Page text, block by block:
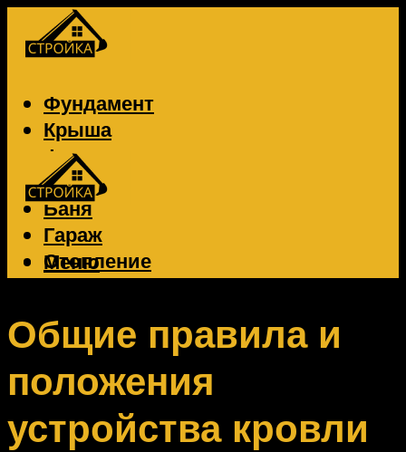
Фундамент
Крыша
Фасад
Забор
Баня
Гараж
Отопление
Вентиляция
Меню
Меню
Общие правила и
положения
устройства кровли